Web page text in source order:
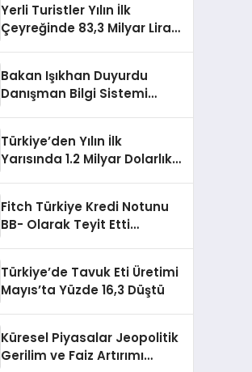
Yerli Turistler Yılın İlk
Çeyreğinde 83,3 Milyar Lirayı
Bakan Işıkhan Duyurdu
Danışman Bilgi Sistemi
Türkiye’den Yılın İlk
Yarısında 1.2 Milyar Dolarlık
Fitch Türkiye Kredi Notunu
BB- Olarak Teyit Etti
Türkiye’de Tavuk Eti Üretimi
Mayıs’ta Yüzde 16,3 Düştü
Küresel Piyasalar Jeopolitik
Gerilim ve Faiz Artırımı